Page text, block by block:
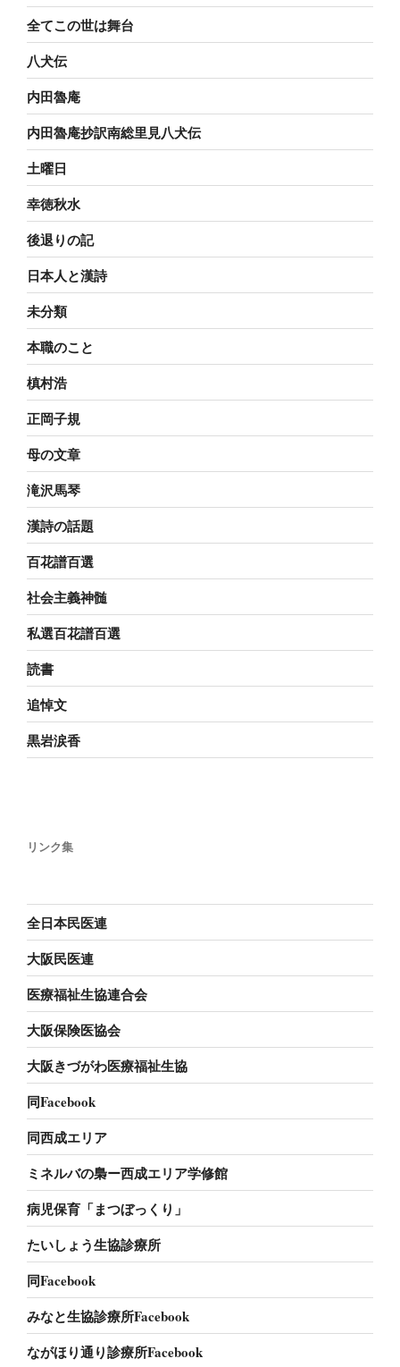
全てこの世は舞台
八犬伝
内田魯庵
内田魯庵抄訳南総里見八犬伝
土曜日
幸徳秋水
後退りの記
日本人と漢詩
未分類
本職のこと
槙村浩
正岡子規
母の文章
滝沢馬琴
漢詩の話題
百花譜百選
社会主義神髄
私選百花譜百選
読書
追悼文
黒岩涙香
リンク集
全日本民医連
大阪民医連
医療福祉生協連合会
大阪保険医協会
大阪きづがわ医療福祉生協
同Facebook
同西成エリア
ミネルバの梟ー西成エリア学修館
病児保育「まつぼっくり」
たいしょう生協診療所
同Facebook
みなと生協診療所Facebook
ながほり通り診療所Facebook